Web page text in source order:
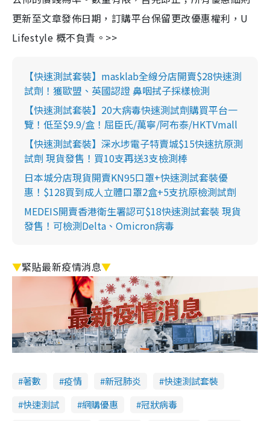
更新至文章發佈日期，訂購平台保留更改優惠權利，U
Lifestyle 概不負責。>>
【快速測試套裝】masklab全線分店開賣$28快速測
試劑！獲歐盟、英國認證 鼻咽拭子採樣檢測
【快速測試套裝】20大病毒快速測試劑購買平台一
覽！低至$9.9/盒！屈臣氏/萬寧/阿布泰/HKTVmall
【快速測試套裝】深水埗電子特賣城$15快速抗原測
試劑 現貨發售！買10支再送3支檢測棒
日本城分店現貨開賣KN95口罩+快速測試套裝優
惠！$128買到成人立體口罩2盒+5支抗原檢測試劑
MEDEIS開賣香港衛生署認可$18快速測試套裝 現貨
發售！可檢測Delta、Omicron病毒
▼緊貼最新疫情消息▼
著數 疫情 新冠肺炎
快速測試套裝
快速測試
網購優惠
冠狀病毒